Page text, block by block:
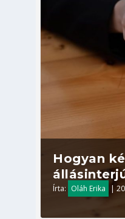
Hogyan
Írta: Oláh Erika |